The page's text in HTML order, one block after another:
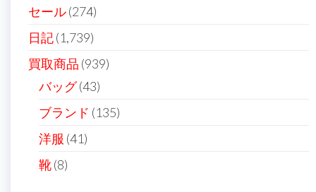
セール(274)
日記(1,739)
買取商品 (939)
バッグ(43)
ブランド (135)
洋服 (41)
靴(8)